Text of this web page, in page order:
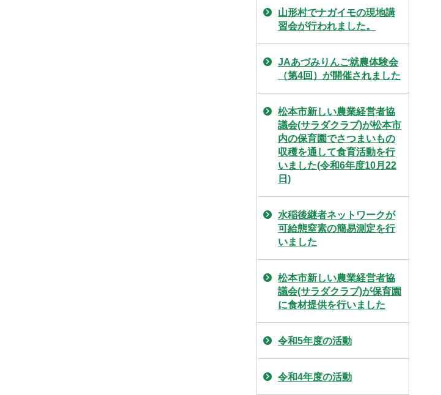
山形村でナガイモの現地講
習会が行われました。
JAあづみりんご就農体験会
（第4回）が開催されました
松本市新しい農業経営者協
議会(サラダクラブ)が松本市
内の保育園でさつまいもの
収穫を通して食育活動を行
いました(令和6年度10月22
日)
水稲後継者ネットワークが
可給態窒素の簡易測定を行
いました
松本市新しい農業経営者協
議会(サラダクラブ)が保育園
に食材提供を行いました
令和5年度の活動
令和4年度の活動